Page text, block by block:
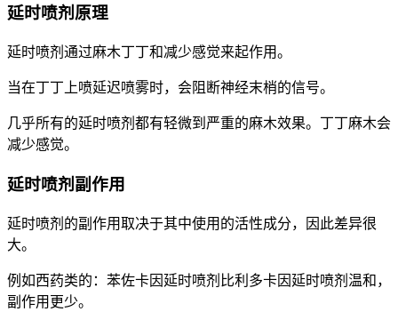
延时喷剂原理
延时喷剂通过麻木丁丁和减少感觉来起作用。
当在丁丁上喷延迟喷雾时，会阻断神经末梢的信号。
几乎所有的延时喷剂都有轻微到严重的麻木效果。丁丁麻木会
减少感觉。
延时喷剂副作用
延时喷剂的副作用取决于其中使用的活性成分，因此差异很
大。
例如西药类的：苯佐卡因延时喷剂比利多卡因延时喷剂温和，
副作用更少。